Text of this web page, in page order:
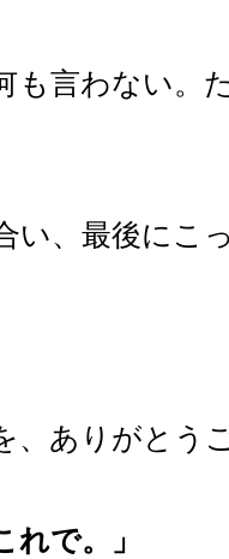
も言わない。
い、最後にこ
、ありがとう
れで。」